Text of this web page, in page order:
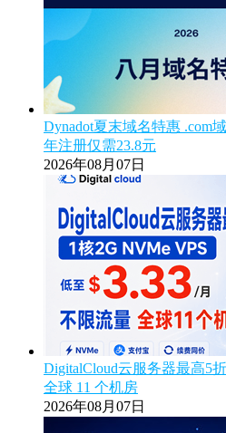
Dynadot夏末域名特惠 .com
年注册仅需23.8元
2026年08月07日
DigitalCloud云服务器最高5
全球 11 个机房
2026年08月07日